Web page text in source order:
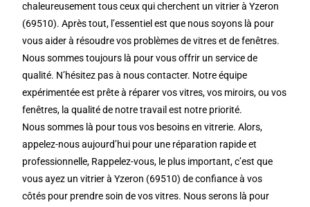
chaleureusement tous ceux qui cherchent un vitrier à Yzeron
(69510). Après tout, l’essentiel est que nous soyons là pour
vous aider à résoudre vos problèmes de vitres et de fenêtres.
Nous sommes toujours là pour vous offrir un service de
qualité. N’hésitez pas à nous contacter. Notre équipe
expérimentée est prête à réparer vos vitres, vos miroirs, ou vos
fenêtres, la qualité de notre travail est notre priorité.
Nous sommes là pour tous vos besoins en vitrerie. Alors,
appelez-nous aujourd’hui pour une réparation rapide et
professionnelle, Rappelez-vous, le plus important, c’est que
vous ayez un vitrier à Yzeron (69510) de confiance à vos
côtés pour prendre soin de vos vitres. Nous serons là pour